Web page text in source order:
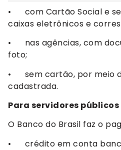
• com Cartão Social e
caixas eletrônicos e
• nas agências, com
foto;
• sem cartão, por meio
cadastrada.
Para servidores públicos
O Banco do Brasil faz o
• crédito em conta